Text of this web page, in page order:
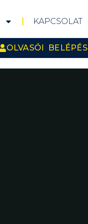
KAPCSOLAT
OLVASÓI BELÉPÉS